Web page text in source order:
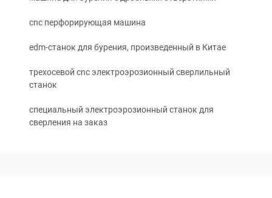
cnc перфорирующая машина
edm-станок для бурения, произведенный в Китае
трехосевой cnc электроэрозионный сверлильный
станок
специальный электроэрозионный станок для
сверления на заказ